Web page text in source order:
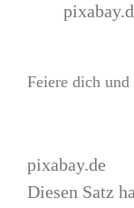
Feiere dich
pixabay.de
Diesen Satz